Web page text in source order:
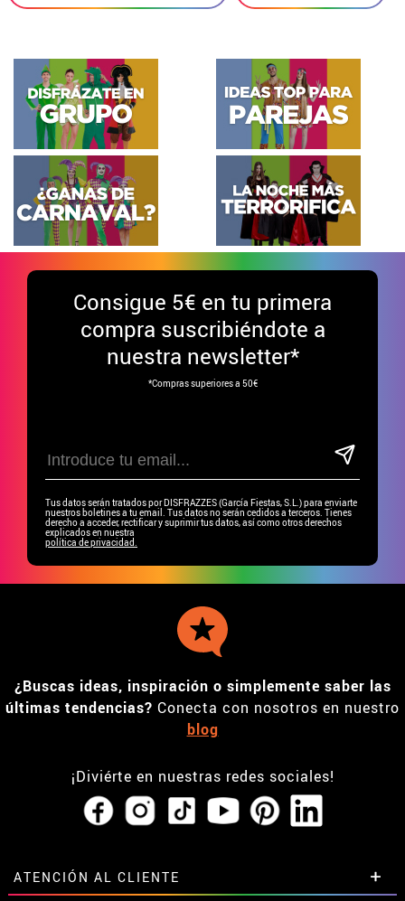
Consigue 5€ en tu primera
compra suscribiéndote a
nuestra newsletter*
*Compras superiores a 50€
Tus datos serán tratados por DISFRAZZES (García Fiestas, S.L.) para enviarte
nuestros boletines a tu email. Tus datos no serán cedidos a terceros. Tienes
derecho a acceder, rectificar y suprimir tus datos, así como otros derechos
explicados en nuestra
política de privacidad.
¿Buscas ideas, inspiración o simplemente saber las
últimas tendencias? Conecta con nosotros en nuestro
blog
¡Diviérte en nuestras redes sociales!
ATENCIÓN AL CLIENTE